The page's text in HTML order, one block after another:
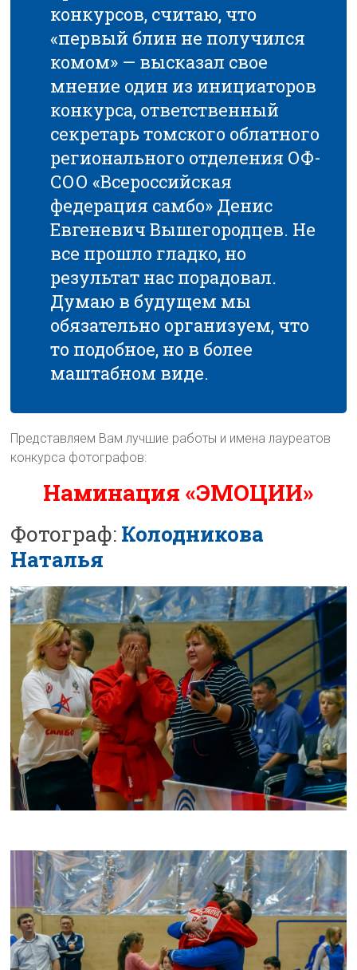
конкурсов, считаю, что
«первый блин не получился
комом» — высказал свое
мнение один из инициаторов
конкурса, ответственный
секретарь томского облатного
регионального отделения ОФ-
СОО «Всероссийская
федерация самбо» Денис
Евгеневич Вышегородцев. Не
все прошло гладко, но
результат нас порадовал.
Думаю в будущем мы
обязательно организуем, что
то подобное, но в более
маштабном виде.
Представляем Вам лучшие работы и имена лауреатов
конкурса фотографов:
Наминация «ЭМОЦИИ»
Фотограф: Колодникова
Наталья